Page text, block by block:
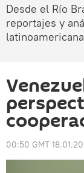
Desde el Río
reportajes y
latinoamericana
00:50 GMT